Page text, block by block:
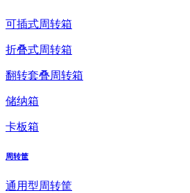
可插式周转箱
折叠式周转箱
翻转套叠周转箱
储纳箱
卡板箱
周转筐
通用型周转筐